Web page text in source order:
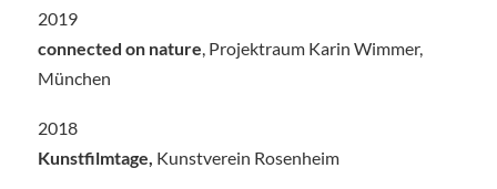
2019
connected on nature, Projektraum Karin Wimmer,
München
2018
Kunstfilmtage, Kunstverein Rosenheim